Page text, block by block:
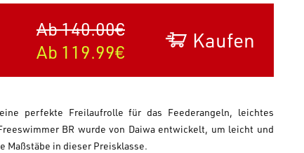
Ab 140.00€
Ab 119.99€
Kaufen
perfekte Freilaufrolle für das Feederangeln, leichtes
BR wurde von Daiwaentwickelt, um leicht und
Maßstäbe in dieser Preisklasse.